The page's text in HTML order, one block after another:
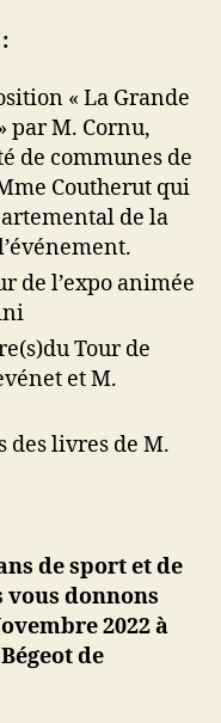
« La Grande
par M. Cornu,
de communes de
Coutherut qui
de la
de l’expo animée
Tour de
et M.
des livres de M.
de sport et de
vous donnons
2022 à
de